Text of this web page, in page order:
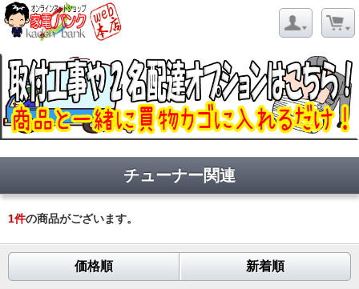
チューナー関連
1件の商品がございます。
価格順 新着順